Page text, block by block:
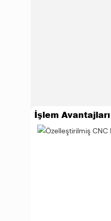
İşlem Avantajları